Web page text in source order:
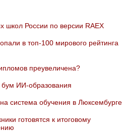
школ России по версии RAEX
в топ-100 мирового рейтинга
преувеличена?
бум ИИ-образования
система обучения в Люксембурге
готовятся к итоговому